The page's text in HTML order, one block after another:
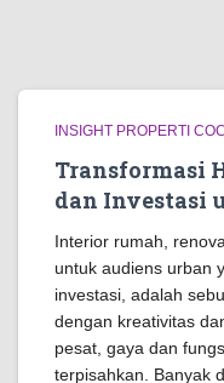
INSIGHT PROPERTI
Transformasi
dan Investasi
Interior rumah,
untuk audiens urban
investasi, adalah
dengan kreativitas
pesat, gaya dan
terpisahkan. Banyak